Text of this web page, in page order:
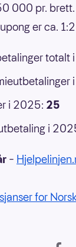
000 pr.
er ca.
totalt
i 2025: 25
i
–
for